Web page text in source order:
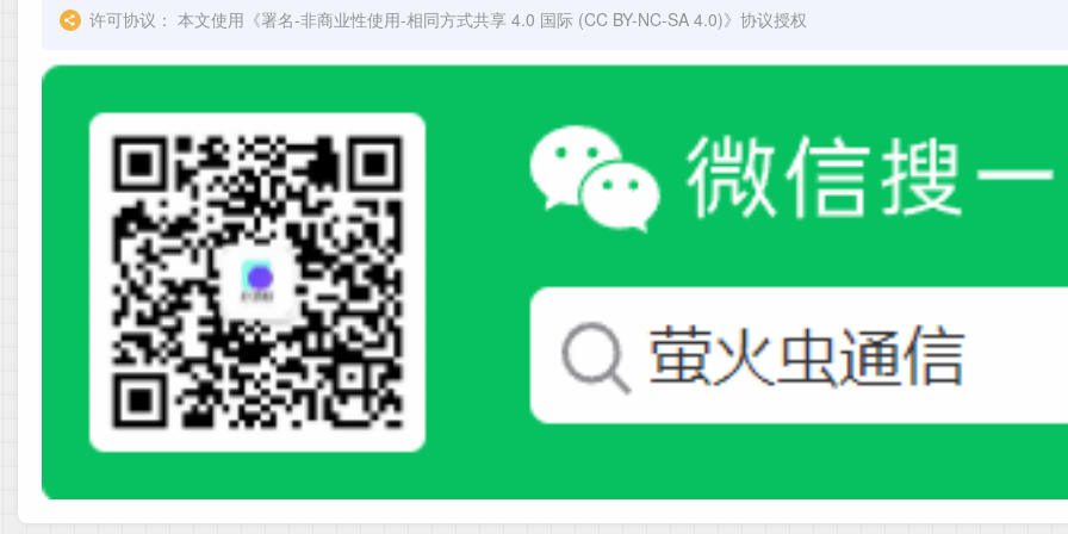
许可协议： 本文使用《署名-非商业性使用-相同方式共享 4.0 国际 (CC BY-NC-SA 4.0)》协议授权